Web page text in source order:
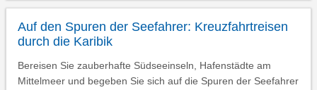
Auf den Spuren der Seefahrer: Kreuzfahrtreisen
durch die Karibik
Bereisen Sie zauberhafte Südseeinseln, Hafenstädte am
Mittelmeer und begeben Sie sich auf die Spuren der Seefahrer